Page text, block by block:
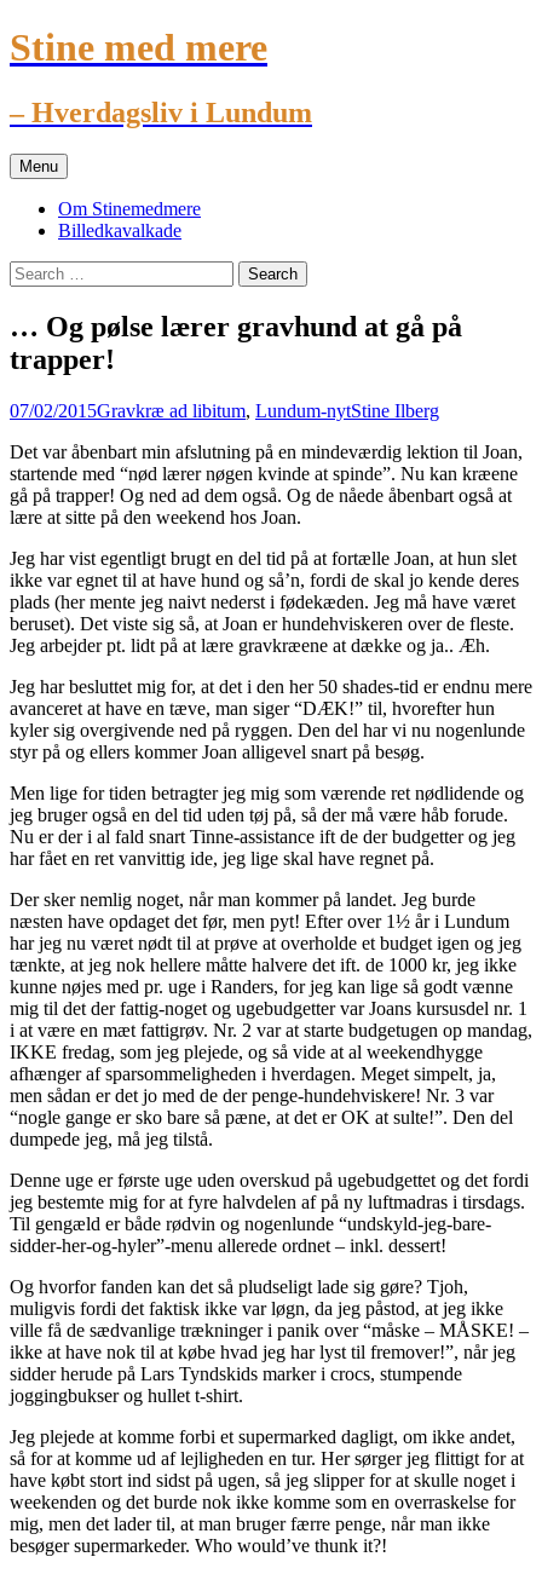
Stine med mere
– Hverdagsliv i Lundum
Menu Skip
to
content
Om Stinemedmere
Billedkavalkade
Search
for:
… Og pølse lærer gravhund at gå på
trapper!
07/02/2015Gravkræ ad libitum, Lundum-nytStine Ilberg
Det var åbenbart min afslutning på en mindeværdig lektion til Joan,
startende med “nød lærer nøgen kvinde at spinde”. Nu kan kræene
gå på trapper! Og ned ad dem også. Og de nåede åbenbart også at
lære at sitte på den weekend hos Joan.
Jeg har vist egentligt brugt en del tid på at fortælle Joan, at hun slet
ikke var egnet til at have hund og så’n, fordi de skal jo kende deres
plads (her mente jeg naivt nederst i fødekæden. Jeg må have været
beruset). Det viste sig så, at Joan er hundehviskeren over de fleste.
Jeg arbejder pt. lidt på at lære gravkræene at dække og ja.. Æh.
Jeg har besluttet mig for, at det i den her 50 shades-tid er endnu mere
avanceret at have en tæve, man siger “DÆK!” til, hvorefter hun
kyler sig overgivende ned på ryggen. Den del har vi nu nogenlunde
styr på og ellers kommer Joan alligevel snart på besøg.
Men lige for tiden betragter jeg mig som værende ret nødlidende og
jeg bruger også en del tid uden tøj på, så der må være håb forude.
Nu er der i al fald snart Tinne-assistance ift de der budgetter og jeg
har fået en ret vanvittig ide, jeg lige skal have regnet på.
Der sker nemlig noget, når man kommer på landet. Jeg burde
næsten have opdaget det før, men pyt! Efter over 1½ år i Lundum
har jeg nu været nødt til at prøve at overholde et budget igen og jeg
tænkte, at jeg nok hellere måtte halvere det ift. de 1000 kr, jeg ikke
kunne nøjes med pr. uge i Randers, for jeg kan lige så godt vænne
mig til det der fattig-noget og ugebudgetter var Joans kursusdel nr. 1
i at være en mæt fattigrøv. Nr. 2 var at starte budgetugen op mandag,
IKKE fredag, som jeg plejede, og så vide at al weekendhygge
afhænger af sparsommeligheden i hverdagen. Meget simpelt, ja,
men sådan er det jo med de der penge-hundehviskere! Nr. 3 var
“nogle gange er sko bare så pæne, at det er OK at sulte!”. Den del
dumpede jeg, må jeg tilstå.
Denne uge er første uge uden overskud på ugebudgettet og det fordi
jeg bestemte mig for at fyre halvdelen af på ny luftmadras i tirsdags.
Til gengæld er både rødvin og nogenlunde “undskyld-jeg-bare-
sidder-her-og-hyler”-menu allerede ordnet – inkl. dessert!
Og hvorfor fanden kan det så pludseligt lade sig gøre? Tjoh,
muligvis fordi det faktisk ikke var løgn, da jeg påstod, at jeg ikke
ville få de sædvanlige trækninger i panik over “måske – MÅSKE! –
ikke at have nok til at købe hvad jeg har lyst til fremover!”, når jeg
sidder herude på Lars Tyndskids marker i crocs, stumpende
joggingbukser og hullet t-shirt.
Jeg plejede at komme forbi et supermarked dagligt, om ikke andet,
så for at komme ud af lejligheden en tur. Her sørger jeg flittigt for at
have købt stort ind sidst på ugen, så jeg slipper for at skulle noget i
weekenden og det burde nok ikke komme som en overraskelse for
mig, men det lader til, at man bruger færre penge, når man ikke
besøger supermarkeder. Who would’ve thunk it?!